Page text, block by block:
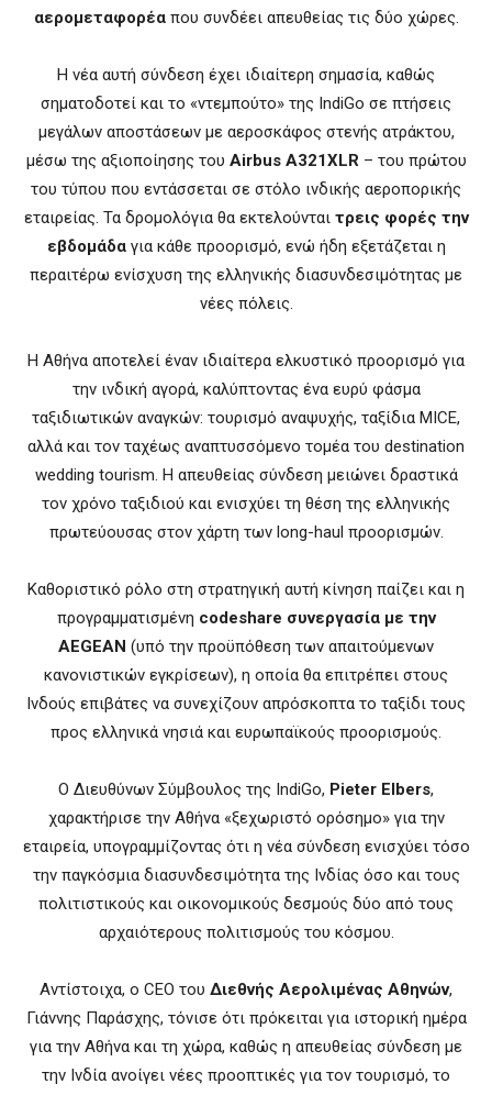
αερομεταφορέαπου συνδέει απευθείας τις δύο χώρες.
Η νέα αυτή σύνδεση έχει ιδιαίτερη σημασία, καθώς
σηματοδοτεί και το «ντεμπούτο» της IndiGo σε πτήσεις
μεγάλων αποστάσεων με αεροσκάφος στενής ατράκτου,
μέσω της αξιοποίησης του Airbus A321XLR – του πρώτου
του τύπου που εντάσσεται σε στόλο ινδικής αεροπορικής
εταιρείας. Τα δρομολόγια θα εκτελούνται τρεις φορές την
εβδομάδαγια κάθε προορισμό, ενώ ήδη εξετάζεται η
περαιτέρω ενίσχυση της ελληνικής διασυνδεσιμότητας με
νέες πόλεις.
Η Αθήνα αποτελεί έναν ιδιαίτερα ελκυστικό προορισμό για
την ινδική αγορά, καλύπτοντας ένα ευρύ φάσμα
ταξιδιωτικών αναγκών: τουρισμό αναψυχής, ταξίδια MICE,
αλλά και τον ταχέως αναπτυσσόμενο τομέα του destination
wedding tourism. Η απευθείας σύνδεση μειώνει δραστικά
τον χρόνο ταξιδιού και ενισχύει τη θέση της ελληνικής
πρωτεύουσας στον χάρτη των long-haul προορισμών.
Καθοριστικό ρόλο στη στρατηγική αυτή κίνηση παίζει και η
προγραμματισμένη codeshare συνεργασία με την
AEGEAN (υπό την προϋπόθεση των απαιτούμενων
κανονιστικών εγκρίσεων), η οποία θα επιτρέπει στους
Ινδούς επιβάτες να συνεχίζουν απρόσκοπτα το ταξίδι τους
προς ελληνικά νησιά και ευρωπαϊκούς προορισμούς.
Ο Διευθύνων Σύμβουλος της IndiGo, Pieter Elbers,
χαρακτήρισε την Αθήνα «ξεχωριστό ορόσημο» για την
εταιρεία, υπογραμμίζοντας ότι η νέα σύνδεση ενισχύει τόσο
την παγκόσμια διασυνδεσιμότητα της Ινδίας όσο και τους
πολιτιστικούς και οικονομικούς δεσμούς δύο από τους
αρχαιότερους πολιτισμούς του κόσμου.
Αντίστοιχα, ο CEO του Διεθνής Αερολιμένας Αθηνών,
Γιάννης Παράσχης, τόνισε ότι πρόκειται για ιστορική ημέρα
για την Αθήνα και τη χώρα, καθώς η απευθείας σύνδεση με
την Ινδία ανοίγει νέες προοπτικές για τον τουρισμό, το